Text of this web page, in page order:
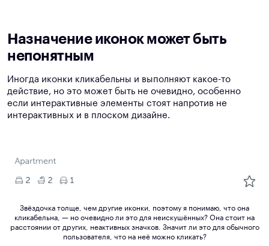
Назначение иконок может быть
непонятным
Иногда иконки кликабельны и выполняют какое-то
действие, но это может быть не очевидно, особенно
если интерактивные элементы стоят напротив не
интерактивных и в плоском дизайне.
Звёздочка толще, чем другие иконки, поэтому я понимаю, что она
кликабельна, — но очевидно ли это для неискушённых? Она стоит на
расстоянии от других, неактивных значков. Значит ли это для обычного
пользователя, что на неё можно кликать?